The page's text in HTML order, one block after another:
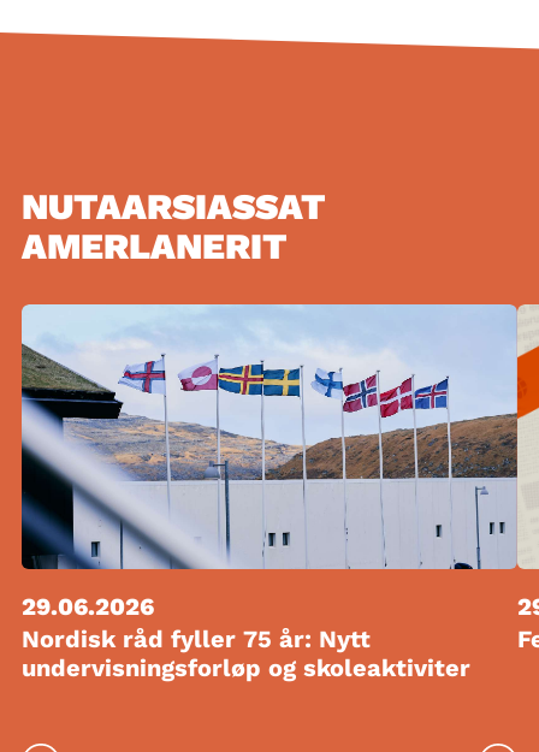
NUTAARSIASSAT
AMERLANERIT
29.06.2026
Nordisk råd fyller 75 år: Nytt
undervisningsforløp og skoleaktiviter